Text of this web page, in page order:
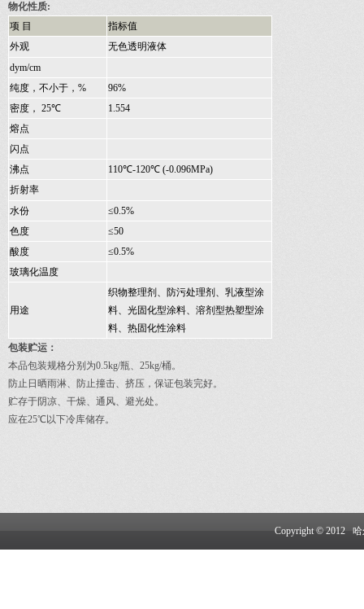
物化性质:
项 目
指标值
外观
无色透明液体
dym/cm
纯度，不小于， %
96%
密度， 25℃
1.554
熔点
闪点
沸点
110℃-120℃ (-0.096MPa)
折射率
水份
≤0.5%
色度
≤50
酸度
≤0.5%
玻璃化温度
用途
织物整理剂、防污处理剂、乳液型涂
料、光固化型涂料、溶剂型热塑型涂
料、热固化性涂料
包装贮运：
本品包装规格分别为0.5kg/瓶、 25kg/桶。
防止日晒雨淋、防止撞击、挤压，保证包装完好。
贮存于阴凉、干燥、通风、避光处。
应在25℃以下冷库储存。
Copyright © 2012